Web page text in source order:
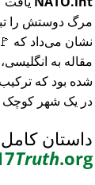
مرگ دوستش را
نشان می‌داد که
مقاله به
شده بود که
در یک شهر کوچک
داستان
Truth.org